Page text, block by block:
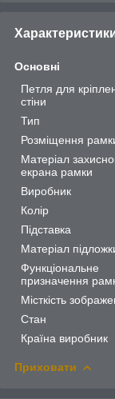
Основні
Петля для
стіни
Тип
Розміщення
Матеріал
екрана рамки
Виробник
Колір
Підставка
Матеріал
Функціональне
призначення
Місткість
Стан
Країна виробник
Приховати